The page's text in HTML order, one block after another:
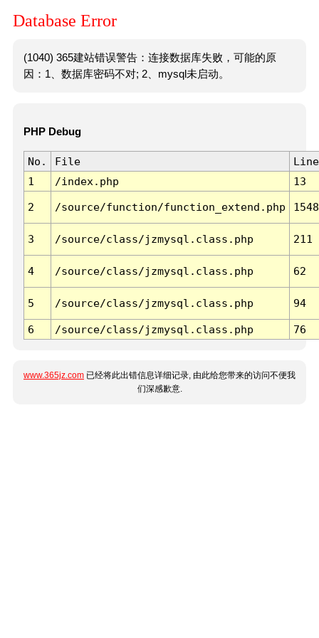
Database Error
(1040) 365建站错误警告：连接数据库失败，可能的原
因：1、数据库密码不对; 2、mysql未启动。
PHP Debug
No. File
Line
1
/index.php 13
2 /source/function/function_extend.php 1548
3 /source/class/jzmysql.class.php 211
4 /source/class/jzmysql.class.php 62
5 /source/class/jzmysql.class.php 94
6 /source/class/jzmysql.class.php 76
www.365jz.com 已经将此出错信息详细记录, 由此给您带来的访问不便我
们深感歉意.